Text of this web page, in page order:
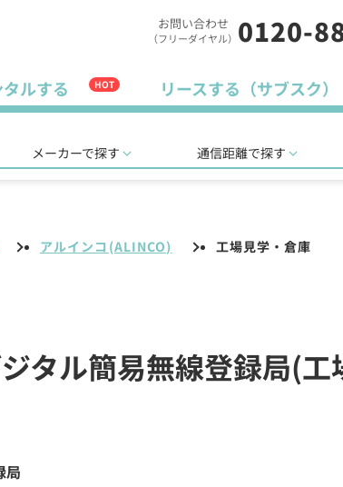
お問い合わせ
（フリーダイヤル） 0120-
タルする HOT リースする（サブスク）
メーカーで探す 通信距離で探す
アルインコ(ALINCO) 工場見学・倉庫
タル簡易無線登録局(
局